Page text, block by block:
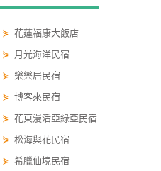
單
管
理
會
員
帳
⋟花蓮福康大飯店
⋟ 月光海洋民宿
⋟樂樂居民宿
⋟博客來民宿
⋟花東漫活亞綠亞民宿
⋟松海與花民宿
⋟希臘仙境民宿